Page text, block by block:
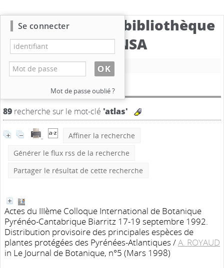
Catalogue de la bibliothèque
du CBNSA
Nouvelle recherche
Résultat de la recherche
89 recherche sur le mot-clé 'atlas'
Affiner la recherche
Générer le flux rss de la recherche
Partager le résultat de cette recherche
Actes du IIIème Colloque International de Botanique
Pyrénéo-Cantabrique Biarritz 17-19 septembre 1992.
Distribution provisoire des principales espèces de
plantes protégées des Pyrénées-Atlantiques /A. ROYAUD
in Le Journal de Botanique, n°5 (Mars 1998)
Se connecter
Mot de passe oublié ?